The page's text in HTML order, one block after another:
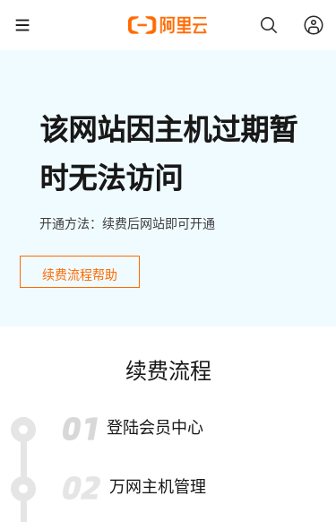
该网站因主机过期暂
时无法访问
开通方法：续费后网站即可开通
续费流程帮助
续费流程
登陆会员中心
万网主机管理